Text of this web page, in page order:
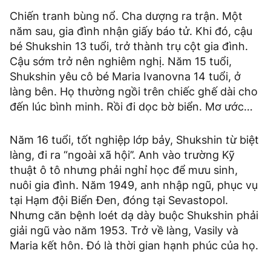
Chiến tranh bùng nổ. Cha dượng ra trận. Một
năm sau, gia đình nhận giấy báo tử. Khi đó, cậu
bé Shukshin 13 tuổi, trở thành trụ cột gia đình.
Cậu sớm trở nên nghiêm nghị. Năm 15 tuổi,
Shukshin yêu cô bé Maria Ivanovna 14 tuổi, ở
làng bên. Họ thường ngồi trên chiếc ghế dài cho
đến lúc bình minh. Rồi đi dọc bờ biển. Mơ ước…
Năm 16 tuổi, tốt nghiệp lớp bảy, Shukshin từ biệt
làng, đi ra “ngoài xã hội’’. Anh vào trường Kỹ
thuật ô tô nhưng phải nghỉ học để mưu sinh,
nuôi gia đình. Năm 1949, anh nhập ngũ, phục vụ
tại Hạm đội Biển Đen, đóng tại Sevastopol.
Nhưng căn bệnh loét dạ dày buộc Shukshin phải
giải ngũ vào năm 1953. Trở về làng, Vasily và
Maria kết hôn. Đó là thời gian hạnh phúc của họ.